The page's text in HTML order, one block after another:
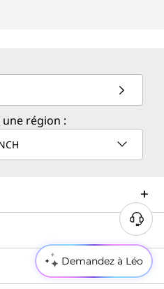
Demandez à Léo
région :